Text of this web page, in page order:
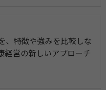
、特徴や強みを比較しな
経営の新しいアプローチ